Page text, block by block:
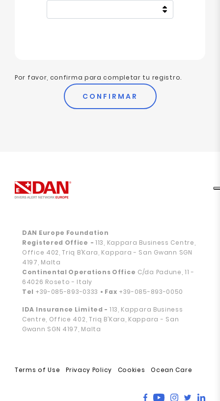
Por favor, confirma para completar tu registro.
CONFIRMAR
DAN Europe Foundation
Registered Office -113, Kappara Business Centre,
Office 402, Triq B’Kara, Kappara - San Gwann SGN
4197, Malta
Continental Operations Office C/da Padune, 11 -
64026 Roseto - Italy
Tel +39-085-893-0333 • Fax +39-085-893-0050
IDA Insurance Limited - 113, Kappara Business
Centre, Office 402, Triq B’Kara, Kappara - San
Gwann SGN 4197, Malta
Terms of Use Privacy Policy Cookies Ocean Care